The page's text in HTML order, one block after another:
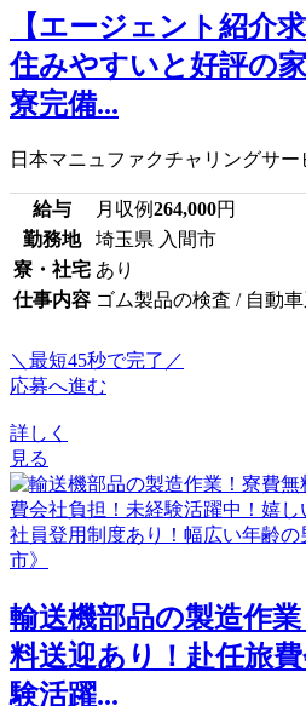
【エージェント紹介
住みやすいと好評の
寮完備...
日本マニュファクチャリングサ
給与 月収例264,000円
勤務地
埼玉県 入間市
寮・社宅 あり
仕事内容 ゴム製品の検査 / 自動
＼最短45秒で完了／
応募へ進む
詳しく
見る
輸送機部品の製造作
料送迎あり！赴任旅
験活躍...